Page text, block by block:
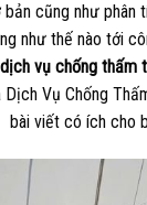
cũng như phân
như thế nào tới
dịch vụ chống thấm
Vụ Chống
bài viết có ích cho